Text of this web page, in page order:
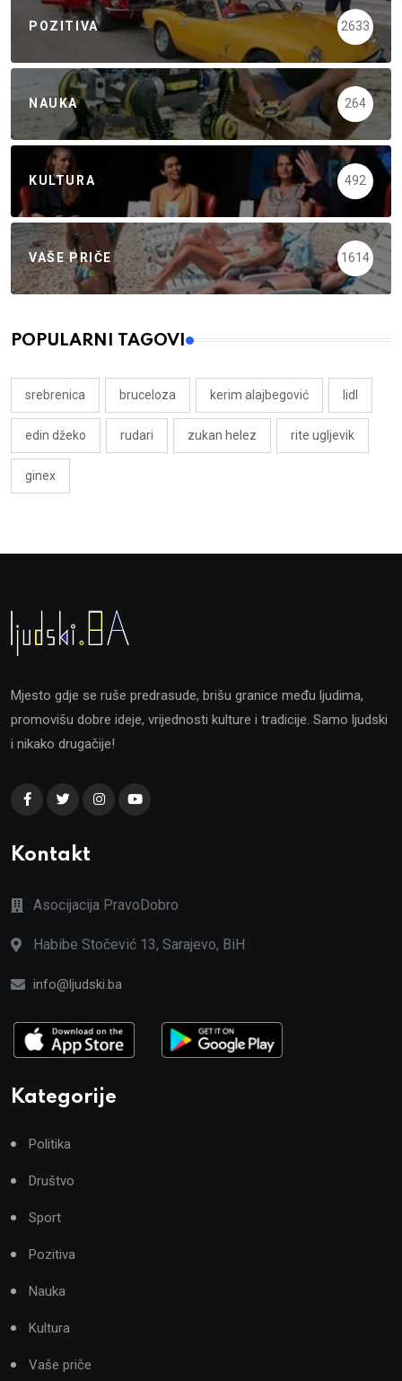
POZITIVA 2633
NAUKA 264
KULTURA 492
VAŠE PRIČE 1614
POPULARNI TAGOVI
srebrenica bruceloza kerim alajbegović lidl
edin džeko rudari zukan helez rite ugljevik
ginex
Mjesto gdje se ruše predrasude, brišu granice među ljudima,
promovišu dobre ideje, vrijednosti kulture i tradicije. Samo ljudski
i nikako drugačije!
Kontakt
Asocijacija PravoDobro
Habibe Stočević 13, Sarajevo, BiH
info@ljudski.ba
Kategorije
Politika
Društvo
Sport
Pozitiva
Nauka
Kultura
Vaše priče